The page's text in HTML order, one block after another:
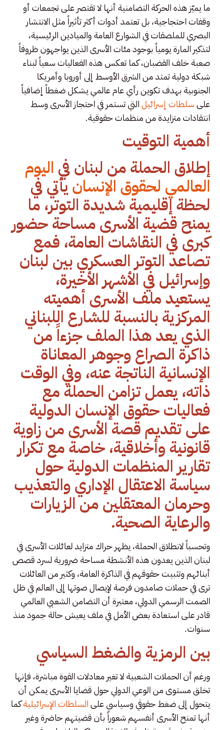
ما يميّز هذه الحركة التضامنية أنها لا تقتصر على تجمعات أو
وقفات احتجاجية، بل تعتمد أدوات أكثر تأثيراً مثل الانتشار
البصري للملصقات في الشوارع العامة والميادين الرئيسية،
لتذكير المارة يومياً بوجود مئات الأسرى الذين يواجهون ظروفاً
صعبة خلف القضبان، كما تعكس هذه الفعاليات سعياً لبناء
شبكة دولية تمتد من الشرق الأوسط إلى أوروبا وأمريكا
الجنوبية بهدف تكوين رأي عام عالمي يشكل ضغطاً إضافياً
علىسلطات إسرائيلالتي تستمر في احتجاز الأسرى وسط
انتقادات متزايدة من منظمات حقوقية.
أهمية التوقيت
إطلاق الحملة من لبنان في اليوم
العالمي لحقوق الإنسان يأتي في
لحظة إقليمية شديدة التوتر، ما
يمنح قضية الأسرى مساحة حضور
كبرى في النقاشات العامة، فمع
تصاعد التوتر العسكري بين لبنان
وإسرائيل في الأشهر الأخيرة،
يستعيد ملف الأسرى أهميته
المركزية بالنسبة للشارع اللبناني
الذي يعد هذا الملف جزءاً من
ذاكرة الصراع وجوهر المعاناة
الإنسانية الناتجة عنه، وفي الوقت
ذاته، يعمل تزامن الحملة مع
فعاليات حقوق الإنسان الدولية
على تقديم قصة الأسرى من زاوية
قانونية وأخلاقية، خاصة مع تكرار
تقارير المنظمات الدولية حول
سياسة الاعتقال الإداري والتعذيب
وحرمان المعتقلين من الزيارات
والرعاية الصحية.
وتحسباً لانطلاق الحملة، يظهر حراك متزايد لعائلات الأسرى في
لبنان الذين يعدون هذه الأنشطة مساحة ضرورية لسرد قصص
أبنائهم وتثبيت حقوقهم في الذاكرة العامة، وكثير من العائلات
ترى في حملات صامدون فرصة لإيصال صوتها إلى العالم في ظل
الصمت الرسمي الدولي، معتبرة أن التضامن الشعبي العالمي
قادر على استعادة بعض الأمل في ملف يعيش حالة جمود منذ
سنوات.
بين الرمزية والضغط السياسي
ورغم أن الحملات الشعبية لا تغير معادلات القوة مباشرة، فإنها
تخلق مستوى من الوعي الدولي حول قضايا الأسرى يمكن أن
يتحول إلى ضغط حقوقي وسياسي علىالسلطات الإسرائيليةكما
أنها تمنح الأسرى أنفسهم شعوراً بأن قضيتهم حاضرة وغير